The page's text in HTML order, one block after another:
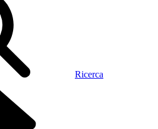
Ricerca